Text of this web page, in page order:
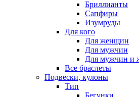
Бриллианты
Сапфиры
Изумруды
Для кого
Для женщин
Для мужчин
Для мужчин и
Все браслеты
Подвески, кулоны
Тип
Бегунки